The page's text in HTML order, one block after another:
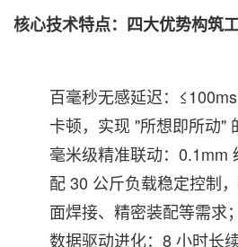
核心技术特点：四大优势构筑
百毫秒无感延迟：
卡顿，实现 "所想即所动"
毫米级精准联动：0.1mm
配 30 公斤负载稳定控制
面焊接、精密装配等需求；
数据驱动进化：8 小时长